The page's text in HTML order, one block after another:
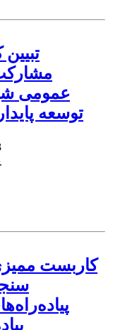
عمومی
توسعه
کاربست